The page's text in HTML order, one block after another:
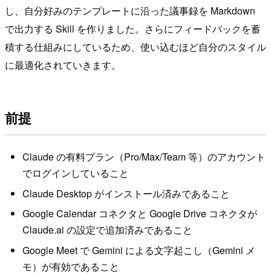
し、自分好みのテンプレートに沿った議事録を Markdown
で出力する Skill を作りました。さらにフィードバックを蓄
積する仕組みにしているため、使い込むほど自分のスタイル
に最適化されていきます。
前提
Claude の有料プラン（Pro/Max/Team 等）のアカウント
でログインしていること
Claude Desktop がインストール済みであること
Google Calendar コネクタと Google Drive コネクタが
Claude.ai の設定で追加済みであること
Google Meet で Gemini による文字起こし（Gemini メ
モ）が有効であること